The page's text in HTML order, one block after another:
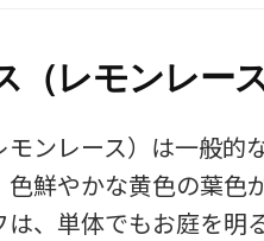
（レモンレー
モンレース）は一般的
色鮮やかな黄色の葉色
は、単体でもお庭を明